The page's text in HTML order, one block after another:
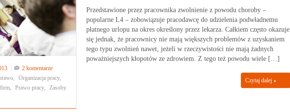
2 komentarze
, Organizacja pracy,
, Prawo pracy,
Zasoby
Przedstawione przez pracownika zwolnienie z powodu choroby –
popularne L4 – zobowiązuje pracodawcę do udzielenia podwładnemu
płatnego urlopu na okres określony przez lekarza. Całkiem często okazuje
się jednak, że pracownicy nie mają większych problemów z uzyskaniem
tego typu zwolnień nawet, jeżeli w rzeczywistości nie mają żadnych
poważniejszych kłopotów ze zdrowiem. Z tego też powodu wiele […]
Czytaj dalej